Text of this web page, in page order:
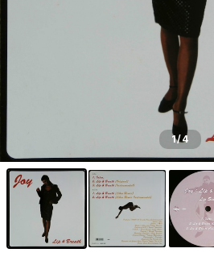
1/4